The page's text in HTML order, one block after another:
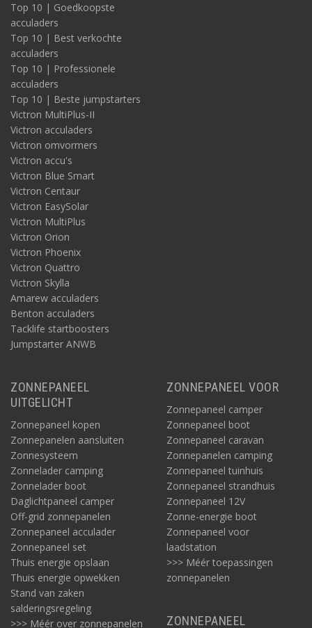
Top 10 | Goedkoopste
acculaders
Top 10 | Best verkochte
acculaders
Top 10 | Professionele
acculaders
Top 10 | Beste jumpstarters
Victron MultiPlus-II
Victron acculaders
Victron omvormers
Victron accu's
Victron Blue Smart
Victron Centaur
Victron EasySolar
Victron MultiPlus
Victron Orion
Victron Phoenix
Victron Quattro
Victron Skylla
Amarew acculaders
Benton acculaders
Tacklife startboosters
Jumpstarter ANWB
ZONNEPANEEL
UITGELICHT
Zonnepaneel kopen
Zonnepanelen aansluiten
Zonnesysteem
Zonnelader camping
Zonnelader boot
Daglichtpaneel camper
Off-grid zonnepanelen
Zonnepaneel acculader
Zonnepaneel set
Thuis energie opslaan
Thuis energie opwekken
Stand van zaken
salderingsregeling
>>> Méér over zonnepanelen
ZONNEPANEEL VOOR
Zonnepaneel camper
Zonnepaneel boot
Zonnepaneel caravan
Zonnepanelen camping
Zonnepaneel tuinhuis
Zonnepaneel strandhuis
Zonnepaneel 12V
Zonne-energie boot
Zonnepaneel voor
laadstation
>>> Méér toepassingen
zonnepanelen
ZONNEPANEEL